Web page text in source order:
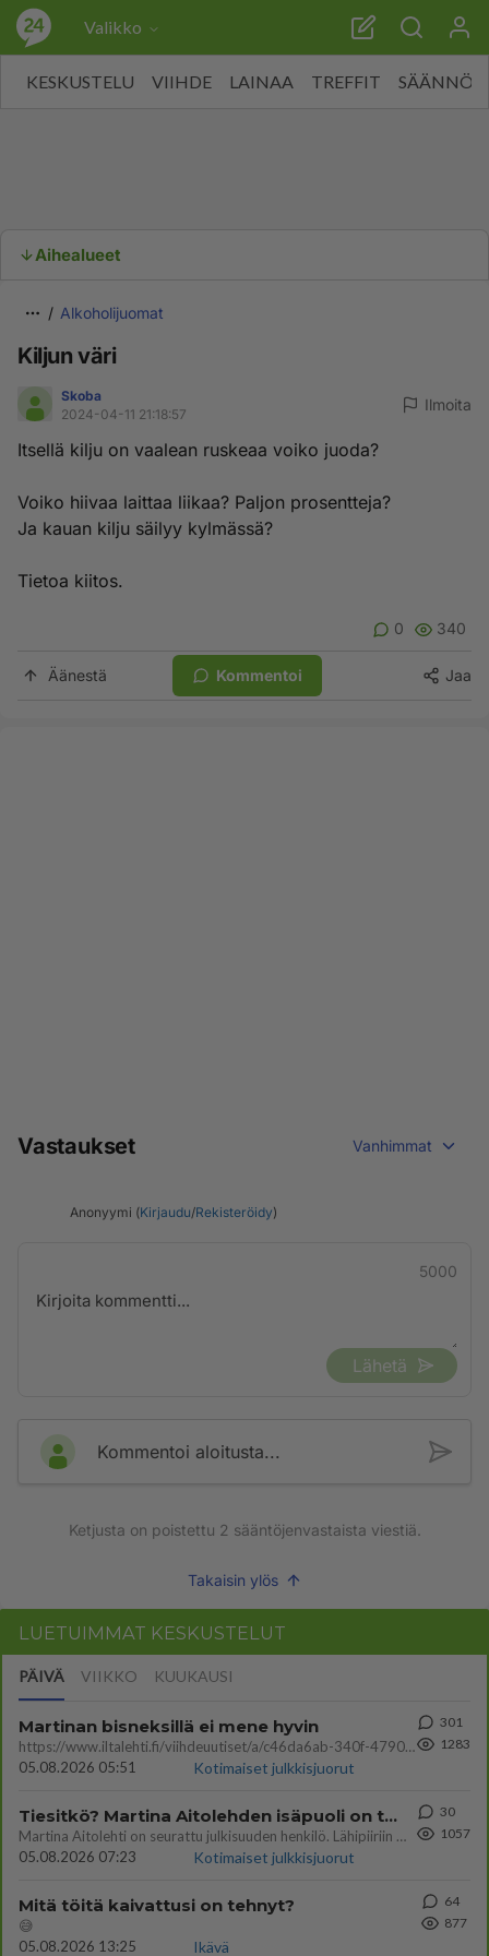
Valikko
KESKUSTELU VIIHDE LAINAA TREFFIT SÄÄNNÖT
Aihealueet
Alkoholijuomat
Kiljun väri
Skoba
2024-04-11 21:18:57
Ilmoita
Itsellä kilju on vaalean ruskeaa voiko juoda?
Voiko hiivaa laittaa liikaa? Paljon prosentteja?
Ja kauan kilju säilyy kylmässä?
Tietoa kiitos.
0 340
Äänestä Kommentoi Jaa
Vastaukset Vanhimmat
Anonyymi (Kirjaudu/Rekisteröidy)
5000
Lähetä
Kommentoi aloitusta...
Ketjusta on poistettu 2 sääntöjenvastaista viestiä.
Takaisin ylös
LUETUIMMAT KESKUSTELUT
PÄIVÄ VIIKKO KUUKAUSI
Martinan bisneksillä ei mene hyvin
https://www.iltalehti.fi/viihdeuutiset/a/c46da6ab-340f-4790-aaa7-0865eed2336 Yrityksen konkurssihakemus on tullut kärä
05.08.2026 05:51
Kotimaiset julkkisjuorut
301
1283
Tiesitkö? Martina Aitolehden isäpuoli on tämä suosittu laulaja
Martina Aitolehti on seurattu julkisuuden henkilö. Lähipiiriin mahtuu muitakin tunnettuja henkilöitä. Tiesitkö, että Ma
05.08.2026 07:23
Kotimaiset julkkisjuorut
30
1057
Mitä töitä kaivattusi on tehnyt?
😅
05.08.2026 13:25
Ikävä
64
877